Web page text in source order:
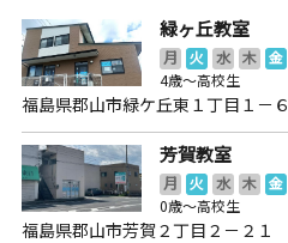
緑ヶ丘教室
月 火 水 木 金
4歳～高校生
福島県郡山市緑ケ丘東１丁目１－６
芳賀教室
月 火 水 木 金
0歳～高校生
福島県郡山市芳賀２丁目２－２１